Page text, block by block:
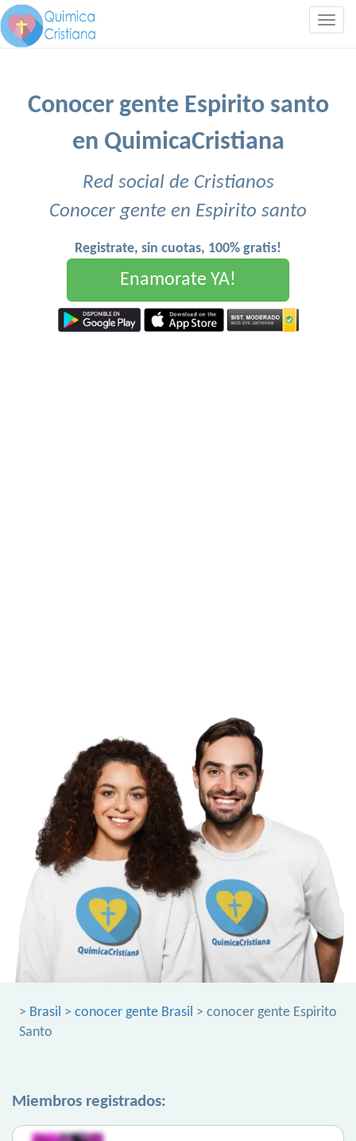
Conocer gente Espirito santo
en QuimicaCristiana
Red social de Cristianos
Conocer gente en Espirito santo
Registrate, sin cuotas, 100% gratis!
Enamorate YA!
> Brasil > conocer gente Brasil > conocer gente Espirito
Santo
Miembros registrados: